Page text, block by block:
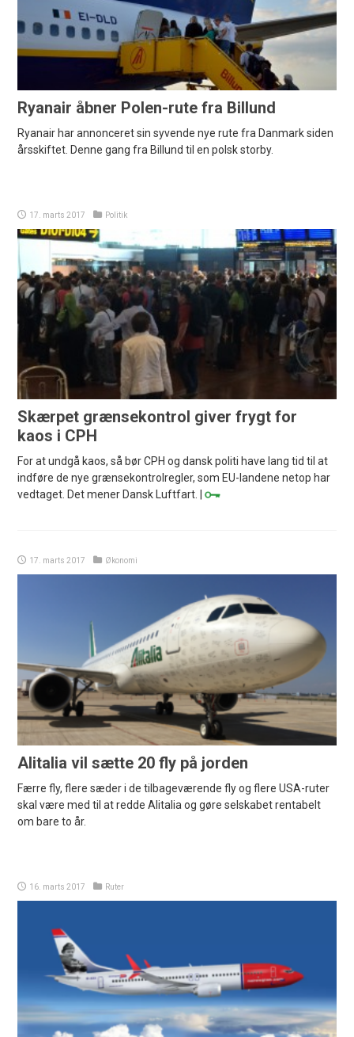
Ryanair åbner Polen-rute fra Billund
Ryanair har annonceret sin syvende nye rute fra Danmark siden
årsskiftet. Denne gang fra Billund til en polsk storby.
17. marts 2017 Politik
Skærpet grænsekontrol giver frygt for
kaos i CPH
For at undgå kaos, så bør CPH og dansk politi have lang tid til at
indføre de nye grænsekontrolregler, som EU-landene netop har
vedtaget. Det mener Dansk Luftfart. |
17. marts 2017 Økonomi
Alitalia vil sætte 20 fly på jorden
Færre fly, flere sæder i de tilbageværende fly og flere USA-ruter
skal være med til at redde Alitalia og gøre selskabet rentabelt
om bare to år.
16. marts 2017 Ruter